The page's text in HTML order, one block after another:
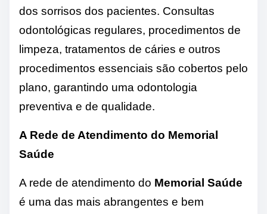
dos sorrisos dos pacientes. Consultas
odontológicas regulares, procedimentos de
limpeza, tratamentos de cáries e outros
procedimentos essenciais são cobertos pelo
plano, garantindo uma odontologia
preventiva e de qualidade.
A Rede de Atendimento do Memorial
Saúde
A rede de atendimento do Memorial Saúde
é uma das mais abrangentes e bem